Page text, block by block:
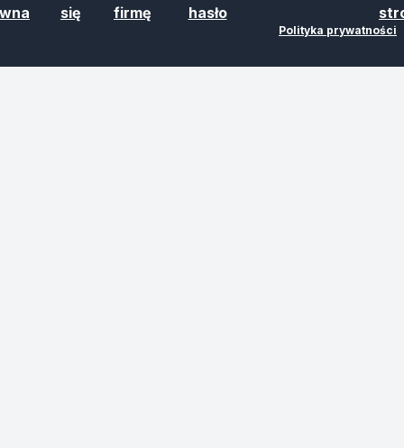
się
firmę
hasło
Polityka prywatności